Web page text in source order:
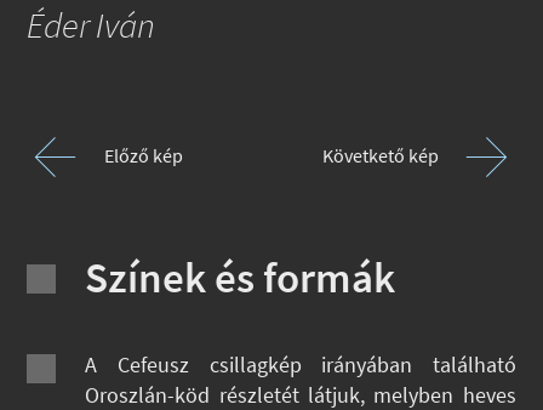
Éder Iván
Előző kép Követkető kép
Színek és formák
A Cefeusz csillagkép irányában található
Oroszlán-köd részletét látjuk, melyben heves